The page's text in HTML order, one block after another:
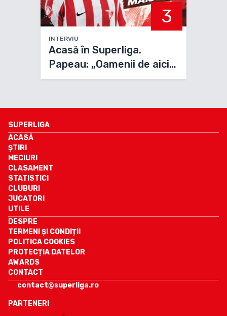
3
INTERVIU
Acasă în Superliga.
Papeau: „Oamenii de aici
iubesc fotbalul, așa că ne
SUPERLIGA
ACASĂ
ȘTIRI
MECIURI
CLASAMENT
STATISTICI
CLUBURI
JUCATORI
UTILE
DESPRE
TERMENI ȘI CONDIȚII
POLITICA COOKIES
PROTECȚIA DATELOR
AWARDS
CONTACT
contact@superliga.ro
PARTENERI